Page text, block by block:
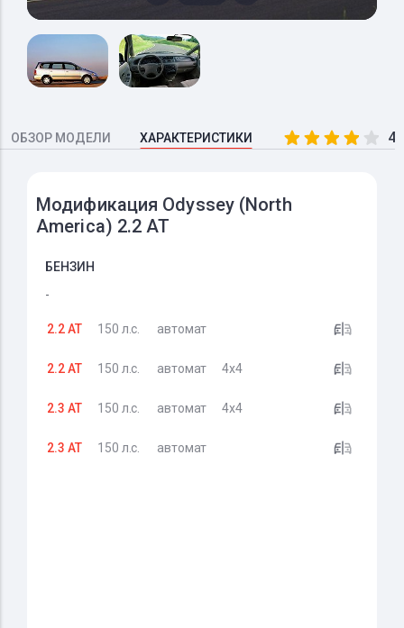
ОБЗОР МОДЕЛИ ХАРАКТЕРИСТИКИ
Модификация Odyssey (North
America) 2.2 AT
БЕНЗИН
-
2.2 AT 150 л.с. автомат
2.2 AT 150 л.с. автомат 4x4
2.3 AT 150 л.с. автомат 4x4
2.3 AT 150 л.с. автомат